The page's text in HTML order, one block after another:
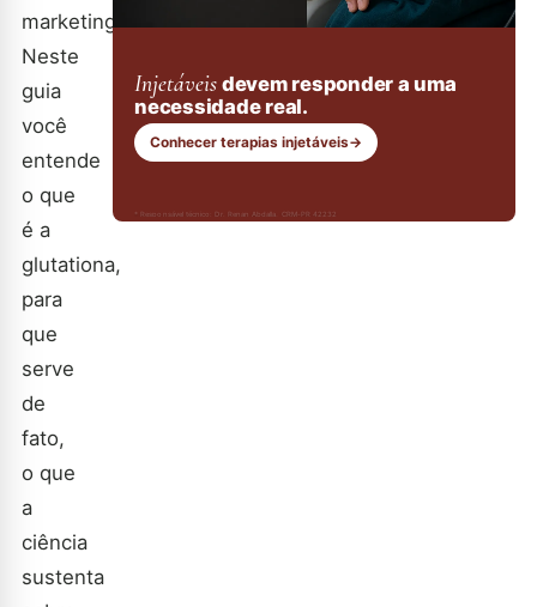
marketing.
Neste
guia
você
entende
o que
é a
glutationa,
para
que
serve
de
fato,
o que
a
ciência
sustenta
Injetáveis devem responder a uma
necessidade real.
Conhecer terapias injetáveis→
* Responsável técnico: Dr. Renan Abdalla, CRM-PR 42232